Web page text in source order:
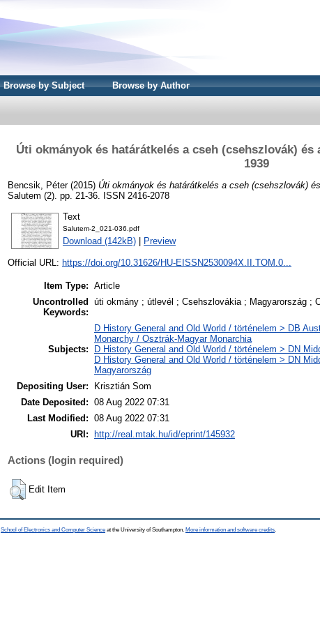
Browse by Subject Browse by Author
Úti okmányok és határátkelés a cseh (csehszlovák) és
1939
Bencsik, Péter(2015) Úti okmányok és határátkelés a cseh (csehszlovák)
Salutem (2). pp. 21-36. ISSN 2416-2078
Text
Salutem-2_021-036.pdf
Download (142kB) Preview
Official URL: https://doi.org/10.31626/HU-EISSN2530094X.II.TOM.0...
Item Type: Article
Uncontrolled
Keywords:
úti okmány ; útlevél ; Csehszlovákia ; Magyarország ;
Subjects:
D History General and Old World / történelem > DB
Monarchy / Osztrák-Magyar Monarchia
D History General and Old World / történelem > DN
D History General and Old World / történelem > DN
Magyarország
Depositing User:
Krisztián Som
Date Deposited: 08 Aug 2022 07:31
Last Modified: 08 Aug 2022 07:31
URI:
http://real.mtak.hu/id/eprint/145932
Actions (login required)
Edit Item
School of Electronics and Computer Science at the University of Southampton. More information and software credits